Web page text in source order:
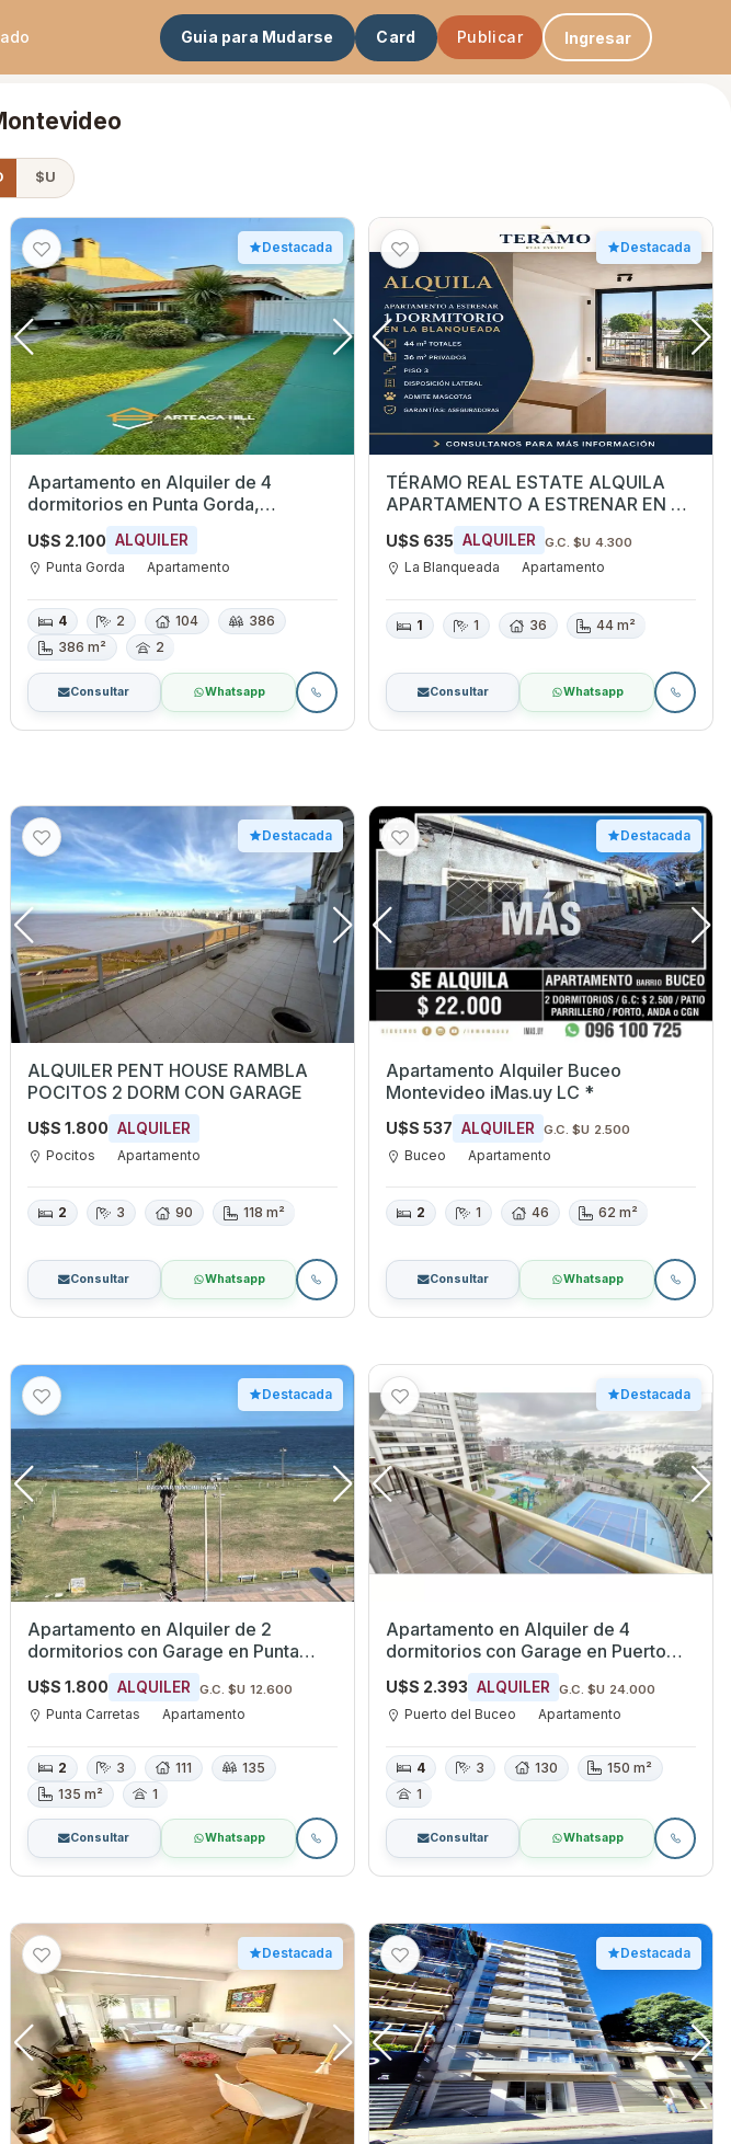
Guia para Mudarse Card Publicar Ingresar
$U
Destacada
Apartamento en Alquiler de 4
dormitorios en Punta Gorda,
Montevideo
U$S 2.100 ALQUILER
Punta Gorda Apartamento
4 2 104
386
386 m²
2
Consultar Whatsapp
Destacada
TÉRAMO REAL ESTATE ALQUILA
APARTAMENTO A ESTRENAR EN LA
BLANQUEADA
U$S 635 ALQUILER G.C. $U 4.300
La Blanqueada Apartamento
1 1 36 44 m²
Consultar Whatsapp
Destacada
ALQUILER PENT HOUSE RAMBLA
POCITOS 2 DORM CON GARAGE
U$S 1.800 ALQUILER
Pocitos Apartamento
2 3 90 118 m²
Consultar Whatsapp
Destacada
Apartamento Alquiler Buceo
Montevideo iMas.uy LC *
U$S 537 ALQUILER G.C. $U 2.500
Buceo Apartamento
2 1 46 62 m²
Consultar Whatsapp
Destacada
Apartamento en Alquiler de 2
dormitorios con Garage en Punta
Carretas, Montevideo
U$S 1.800 ALQUILER G.C. $U 12.600
Punta Carretas Apartamento
2 3 111
135
135 m²
1
Consultar Whatsapp
Destacada
Apartamento en Alquiler de 4
dormitorios con Garage en Puerto
del Buceo, Montevideo
U$S 2.393 ALQUILER G.C. $U 24.000
Puerto del Buceo Apartamento
4 3 130
150 m²
1
Consultar Whatsapp
Destacada Destacada